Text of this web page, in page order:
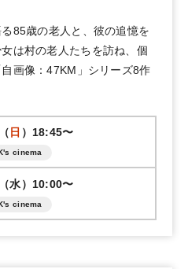
85歳の老人と、彼の追憶を
は村の老人たちを訪ね、個
画像：47KM」シリーズ8作
日 ）18:45〜
cinema
水）10:00〜
cinema